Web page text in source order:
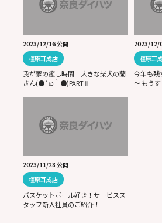
2023/12/16 公開
橿原耳成店
我が家の癒し時間 大きな柴犬の蘭
さん(●´ω｀●)PARTⅡ
2023/12/
橿原耳
今年も残
～ もう
2023/11/28 公開
橿原耳成店
バスケットボール好き！サービスス
タッフ新入社員のご紹介！